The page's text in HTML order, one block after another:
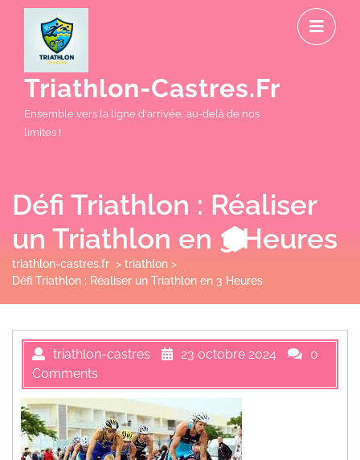
Triathlon-Castres.fr
Ensemble vers la ligne d'arrivée, au-delà de nos
limites !
Défi Triathlon : Réaliser
un Triathlon en 3 Heures
triathlon-castres.fr > triathlon >
Défi Triathlon : Réaliser un Triathlon en 3 Heures
triathlon-castres 23 octobre 2024
0
Comments